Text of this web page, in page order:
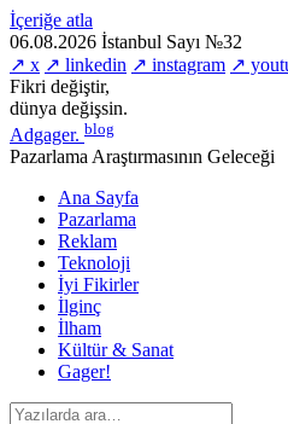
İçeriğe atla
06.08.2026 İstanbul Sayı №32
↗ x ↗ linkedin ↗ instagram ↗
Fikri değiştir,
dünya değişsin.
Adgager. blog
Pazarlama Araştırmasının Geleceği
Ana Sayfa
Pazarlama
Reklam
Teknoloji
İyi Fikirler
İlginç
İlham
Kültür & Sanat
Gager!